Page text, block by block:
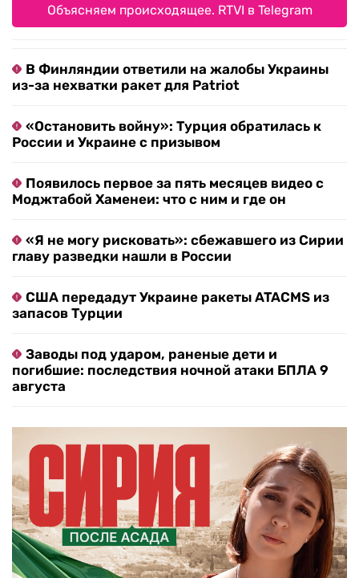
Объясняем происходящее. RTVI в Telegram
В Финляндии ответили на жалобы Украины
из-за нехватки ракет для Patriot
«Остановить войну»: Турция обратилась к
России и Украине с призывом
Появилось первое за пять месяцев видео с
Моджтабой Хаменеи: что с ним и где он
«Я не могу рисковать»: сбежавшего из Сирии
главу разведки нашли в России
США передадут Украине ракеты ATACMS из
запасов Турции
Заводы под ударом, раненые дети и
погибшие: последствия ночной атаки БПЛА 9
августа